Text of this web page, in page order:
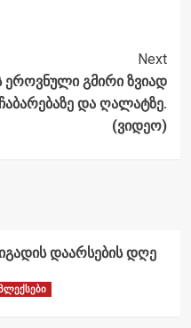
Next
გმირი ზვიად
და ღალატზე.
(ვიდეო)
დაარსების დღე